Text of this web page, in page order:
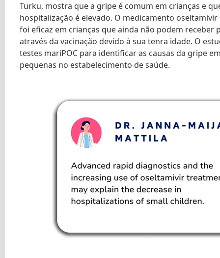
Turku, mostra que a gripe é comum em crianças e
hospitalização é elevado. O medicamento
foi eficaz em crianças que ainda não podem receber
através da vacinação devido à sua tenra idade. O
testes mariPOC para identificar as causas da gripe
pequenas no estabelecimento de saúde.